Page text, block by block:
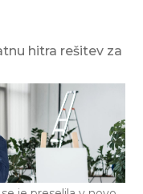
hitra rešitev za